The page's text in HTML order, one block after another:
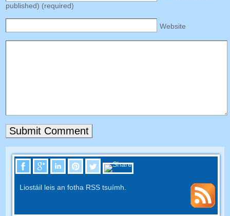
published) (required)
Website
Liostáil leis an fotha RSS tsuímh.